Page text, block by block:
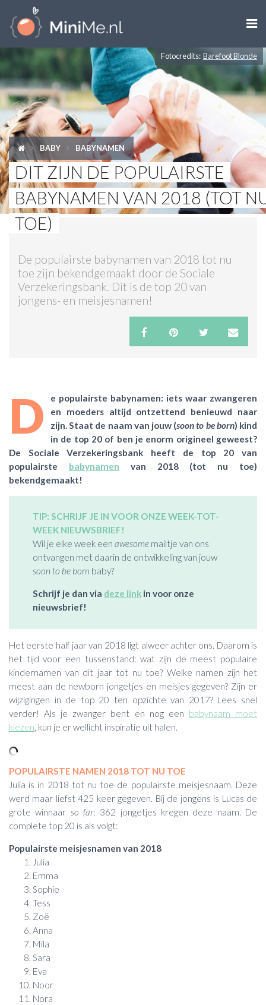

ZWANGER WORDEN
ZWANGER
BABY
PEUTER
KIND
LIFESTYLE
SHOPS
ACTIES & KORTING
Fotocredits: Barefoot Blonde
BABY BABYNAMEN
DIT ZIJN DE POPULAIRSTE
BABYNAMEN VAN 2018 (TOT
TOE)
De populairste babynamen van 2018 tot nu
toe zijn bekendgemaakt door de Sociale
Verzekeringsbank. Dit is de top 20 van
jongens- en meisjesnamen!
D
e populairste babynamen: iets waar zwangeren
en moeders altijd ontzettend benieuwd naar
zijn. Staat de naam van jouw (soon to be born) kind
in de top 20 of ben je enorm origineel geweest?
De Sociale Verzekeringsbank heeft de top 20 van
populairste babynamen van 2018 (tot nu toe)
bekendgemaakt!
TIP: SCHRIJF JE IN VOOR ONZE WEEK-TOT-
WEEK NIEUWSBRIEF!
Wil je elke week een awesome mailtje van ons
ontvangen met daarin de ontwikkeling van jouw
soon to be born baby?
Schrijf je dan via deze link in voor onze
nieuwsbrief!
Het eerste half jaar van 2018 ligt alweer achter ons. Daarom is
het tijd voor een tussenstand: wat zijn de meest populaire
kindernamen van dit jaar tot nu toe? Welke namen zijn het
meest aan de newborn jongetjes en meisjes gegeven? Zijn er
wijzigingen in de top 20 ten opzichte van 2017? Lees snel
verder! Als je zwanger bent en nog een babynaam moet
kiezen, kun je er wellicht inspiratie uit halen.
POPULAIRSTE NAMEN 2018 TOT NU TOE
Julia is in 2018 tot nu toe de populairste meisjesnaam. Deze
werd maar liefst 425 keer gegeven. Bij de jongens is Lucas de
grote winnaar so far: 362 jongetjes kregen deze naam. De
complete top 20 is als volgt:
Populairste meisjesnamen van 2018
Julia
Emma
Sophie
Tess
Zoë
Anna
Mila
Sara
Eva
Noor
Nora